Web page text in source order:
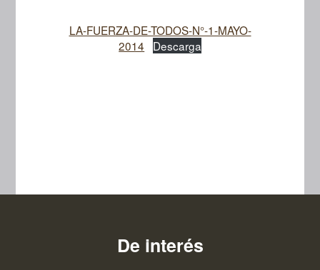
LA-FUERZA-DE-TODOS-N°-1-MAYO-
2014
Descarga
De interés